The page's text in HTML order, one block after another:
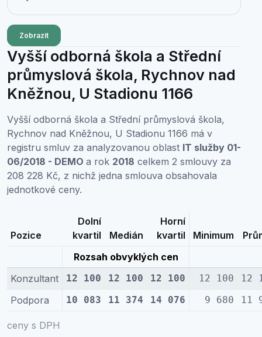
Zobrazit
Vyšší odborná škola a Střední
průmyslová škola, Rychnov nad
Kněžnou, U Stadionu 1166
Vyšší odborná škola a Střední průmyslová škola,
Rychnov nad Kněžnou, U Stadionu 1166 má v
registru smluv za analyzovanou oblast IT služby 01-
06/2018 - DEMO a rok 2018 celkem 2 smlouvy za
208 228 Kč, z nichž jedna smlouva obsahovala
jednotkové ceny.
ceny s DPH
Pozice
Dolní
kvartil
Medián
Horní
kvartil
Minimum
Rozsah obvyklých cen
Konzultant
12 100 12 100 12 100 12 100 12
Podpora 10 083 11 374 14 076 9 680 11